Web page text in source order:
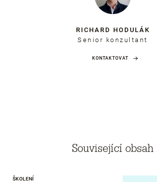
RICHARD HODULÁK
Senior konzultant
KONTAKTOVAT
Související obsah
ŠKOLENÍ